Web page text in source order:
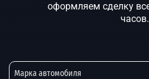
оформляем сделку
часов.
Марка автомобиля